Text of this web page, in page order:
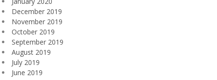
December 2019
November 2019
October 2019
September 2019
August 2019
July 2019
June 2019